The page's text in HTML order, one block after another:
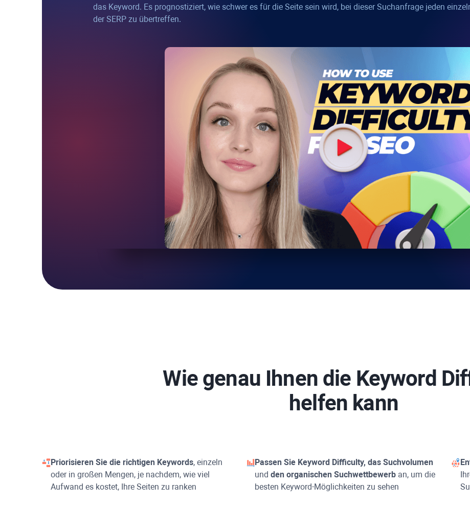
das Keyword. Es prognostiziert, wie schwer es für die Seite sein wird, bei dieser Suchanfrage jeden
der SERP zu übertreffen.
Wie genau Ihnen die Keyword
helfen kann
Priorisieren Sie die richtigen Keywords, einzeln
oder in großen Mengen, je nachdem, wie viel
Aufwand es kostet, Ihre Seiten zu ranken
Passen Sie Keyword Difficulty, das Suchvolumen
undden organischen Suchwettbewerb an, um die
besten Keyword-Möglichkeiten zu sehen